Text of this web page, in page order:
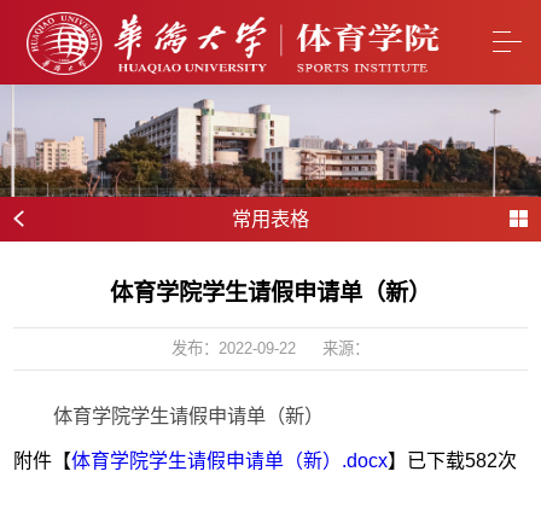
常用表格
体育学院学生请假申请单（新）
发布：2022-09-22 来源：
体育学院学生请假申请单（新）
附件【体育学院学生请假申请单（新）.docx】已下载582次